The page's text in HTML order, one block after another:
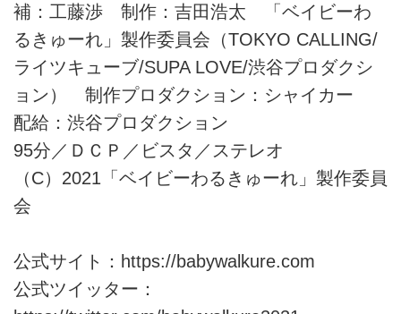
補：工藤渉 制作：吉田浩太 「ベイビーわ
るきゅーれ」製作委員会（TOKYO CALLING/
ライツキューブ/SUPA LOVE/渋谷プロダクシ
ョン） 制作プロダクション：シャイカー
配給：渋谷プロダクション
95分／ＤＣＰ／ビスタ／ステレオ
（C）2021「ベイビーわるきゅーれ」製作委員
会
公式サイト： https://babywalkure.com
公式ツイッター：